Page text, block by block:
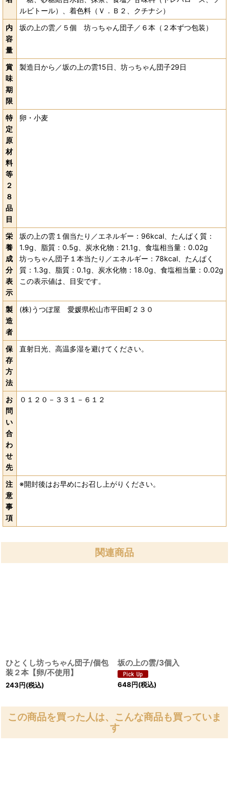
ルビトール）、着色料（Ｖ．Ｂ２、クチナシ）
内
容
量
坂の上の雲／５個 坊っちゃん団子／６本（２本ずつ包装）
賞
味
期
限
製造日から／坂の上の雲15日、坊っちゃん団子29日
特
定
原
材
料
等
２
８
品
目
卵・小麦
栄
養
成
分
表
示
坂の上の雲１個当たり／エネルギー：96kcal、たんぱく質：
1.9g、脂質：0.5g、炭水化物：21.1g、食塩相当量：0.02g
坊っちゃん団子１本当たり／エネルギー：78kcal、たんぱく
質：1.3g、脂質：0.1g、炭水化物：18.0g、食塩相当量：0.02g
この表示値は、目安です。
製
造
者
(株)うつぼ屋 愛媛県松山市平田町２３０
保
存
方
法
直射日光、高温多湿を避けてください。
お
問
い
合
わ
せ
先
０１２０－３３１－６１２
注
意
事
項
※開封後はお早めにお召し上がりください。
関連商品
ひとくし坊っちゃん団子/個包
装２本【卵/不使用】
243円(税込)
坂の上の雲/3個入
648円(税込)
この商品を買った人は、こんな商品も買っていま
す